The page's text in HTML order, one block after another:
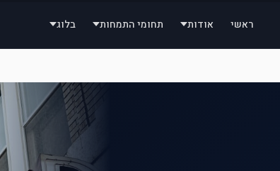
ראשי אודות תחומי התמחות בלוג